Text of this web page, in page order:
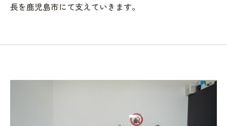
長を鹿児島市にて支えていきます。